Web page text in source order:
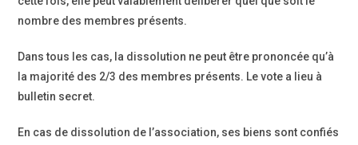
nombre des membres présents.
Dans tous les cas, la dissolution ne peut être prononcée qu’à
la majorité des 2/3 des membres présents. Le vote a lieu à
bulletin secret.
En cas de dissolution de l’association, ses biens sont confiés